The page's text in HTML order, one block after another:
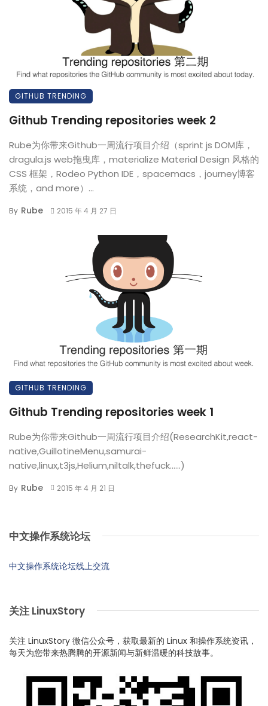
GITHUB TRENDING
Github Trending repositories week 2
Rube为你带来Github一周流行项目介绍（sprint js DOM库，
dragula.js web拖曳库，materialize Material Design 风格的
CSS 框架，Rodeo Python IDE，spacemacs，journey博客
系统，and more）...
By Rube 2015 年 4 月 27 日
GITHUB TRENDING
Github Trending repositories week 1
Rube为你带来Github一周流行项目介绍(ResearchKit,react-
native,GuillotineMenu,samurai-
native,linux,t3js,Helium,niltalk,thefuck......)
By Rube 2015 年 4 月 21 日
中文操作系统论坛
中文操作系统论坛线上交流
关注 LinuxStory
关注 LinuxStory 微信公众号，获取最新的 Linux 和操作系统资讯，
每天为您带来热腾腾的开源新闻与新鲜温暖的科技故事。